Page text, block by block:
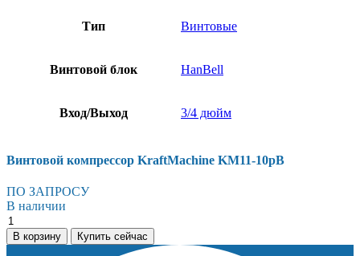
Тип Винтовые
Винтовой блок HanBell
Вход/Выход 3/4 дюйм
Винтовой компрессор KraftMachine KM11-10рВ
ПО ЗАПРОСУ
В наличии
Винтовой
компрессор
KraftMachine
В корзину Купить сейчас